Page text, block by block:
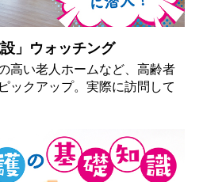
」ウォッチング
高い老人ホームなど、高齢者
ックアップ。実際に訪問して